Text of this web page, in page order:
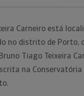
Carneiro está
no distrito de Porto,
Tiago Teixeira
na Conservatória